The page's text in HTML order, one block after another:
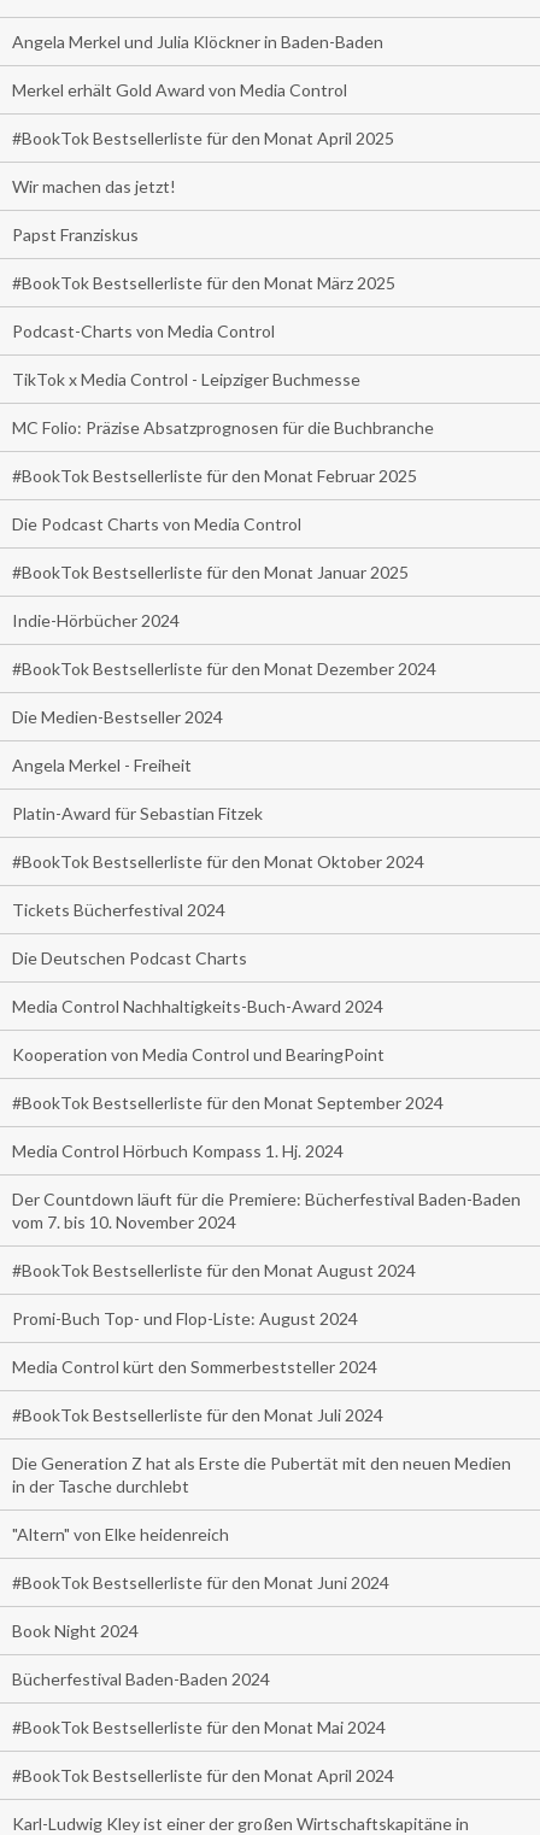
Angela Merkel und Julia Klöckner in Baden-Baden
Merkel erhält Gold Award von Media Control
#BookTok Bestsellerliste für den Monat April 2025
Wir machen das jetzt!
Papst Franziskus
#BookTok Bestsellerliste für den Monat März 2025
Podcast-Charts von Media Control
TikTok x Media Control - Leipziger Buchmesse
MC Folio: Präzise Absatzprognosen für die Buchbranche
#BookTok Bestsellerliste für den Monat Februar 2025
Die Podcast Charts von Media Control
#BookTok Bestsellerliste für den Monat Januar 2025
Indie-Hörbücher 2024
#BookTok Bestsellerliste für den Monat Dezember 2024
Die Medien-Bestseller 2024
Angela Merkel - Freiheit
Platin-Award für Sebastian Fitzek
#BookTok Bestsellerliste für den Monat Oktober 2024
Tickets Bücherfestival 2024
Die Deutschen Podcast Charts
Media Control Nachhaltigkeits-Buch-Award 2024
Kooperation von Media Control und BearingPoint
#BookTok Bestsellerliste für den Monat September 2024
Media Control Hörbuch Kompass 1. Hj. 2024
Der Countdown läuft für die Premiere: Bücherfestival Baden-Baden
vom 7. bis 10. November 2024
#BookTok Bestsellerliste für den Monat August 2024
Promi-Buch Top- und Flop-Liste: August 2024
Media Control kürt den Sommerbeststeller 2024
#BookTok Bestsellerliste für den Monat Juli 2024
Die Generation Z hat als Erste die Pubertät mit den neuen Medien
in der Tasche durchlebt
"Altern" von Elke heidenreich
#BookTok Bestsellerliste für den Monat Juni 2024
Book Night 2024
Bücherfestival Baden-Baden 2024
#BookTok Bestsellerliste für den Monat Mai 2024
#BookTok Bestsellerliste für den Monat April 2024
Karl-Ludwig Kley ist einer der großen Wirtschaftskapitäne in